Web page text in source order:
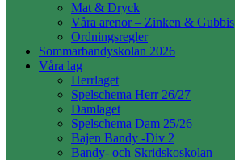
Mat & Dryck
Våra arenor – Zinken & Gubbis
Ordningsregler
Sommarbandyskolan 2026
Våra lag
Herrlaget
Spelschema Herr 26/27
Damlaget
Spelschema Dam 25/26
Bajen Bandy -Div 2
Bandy- och Skridskoskolan